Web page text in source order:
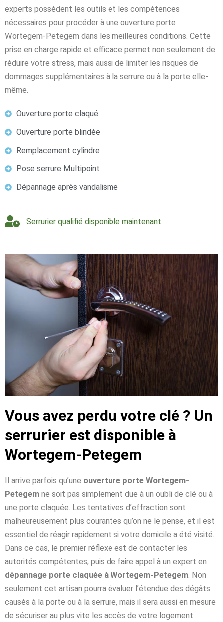
experts possèdent les outils et les compétences
nécessaires pour procéder à une ouverture porte
Wortegem-Petegem dans les meilleures conditions. Cette
prise en charge rapide et efficace permet non seulement de
réduire votre stress, mais aussi de limiter les risques de
dommages supplémentaires à la serrure ou à la porte elle-
même.
Ouverture porte claqué
Ouverture porte blindée
Remplacement cylindre
Pose serrure Multipoint
Dépannage après vandalisme
Serrurier qualifié disponible maintenant
Vous avez perdu votre clé ? Un
serrurier est disponible à
Wortegem-Petegem
Il arrive parfois qu’une ouverture porte Wortegem-
Petegem ne soit pas simplement due à un oubli de clé ou à
une porte claquée. Les tentatives d’effraction sont
malheureusement plus courantes qu’on ne le pense, et il est
essentiel de réagir rapidement si votre domicile a été visité.
Dans ce cas, le premier réflexe est de contacter les
autorités compétentes, puis de faire appel à un expert en
dépannage porte claquée à Wortegem-Petegem. Non
seulement cet artisan pourra évaluer l’étendue des dégâts
causés à la porte ou à la serrure, mais il sera aussi en mesure
de sécuriser au plus vite les accès de votre logement.